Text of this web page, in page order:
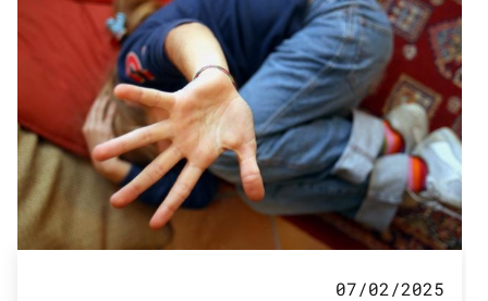
07/02/2025